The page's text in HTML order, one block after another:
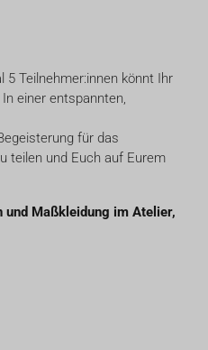
5 Teilnehmer:innen könnt Ihr
einer entspannten,
für das
teilen und Euch auf Eurem
Maßkleidung im Atelier,